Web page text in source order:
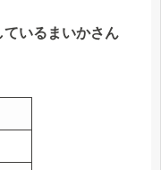
いるまいかさん